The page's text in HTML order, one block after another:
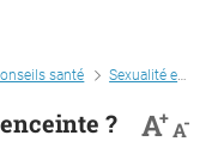
santé Sexualité et contraception
? A+A-